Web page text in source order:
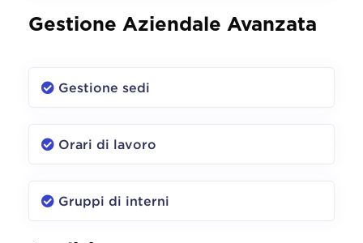
Gestione Aziendale Avanzata
Gestione sedi
Orari di lavoro
Gruppi di interni